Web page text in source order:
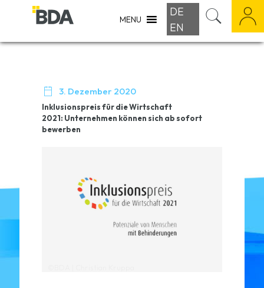
MENU
DE
EN
 3. Dezember 2020
Inklusionspreis für die Wirtschaft
2021: Unternehmen können sich ab sofort
bewerben